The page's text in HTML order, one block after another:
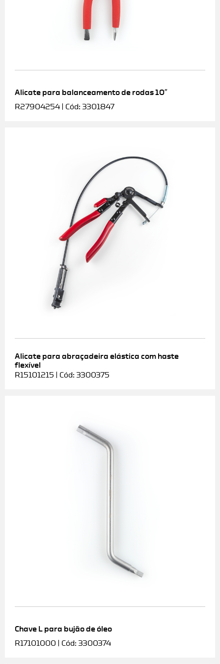
Alicate para balanceamento de rodas 10″
R27904254 | Cód: 3301847
Alicate para abraçadeira elástica com haste
flexível
R15101215 | Cód: 3300375
Chave L para bujão de óleo
R17101000 | Cód: 3300374